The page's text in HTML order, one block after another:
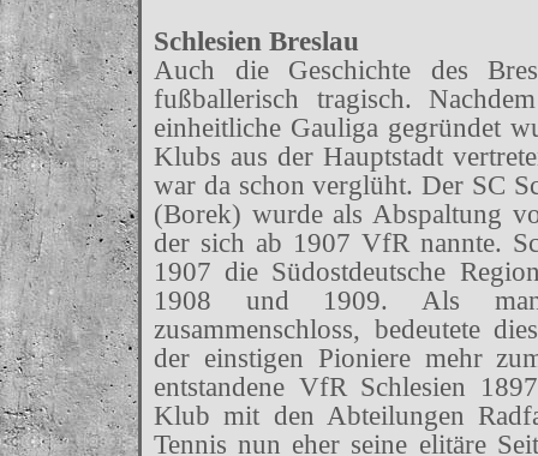
Schlesien Breslau
Auch die Geschichte des
fußballerisch tragisch.
einheitliche Gauliga gegründet
Klubs aus der Hauptstadt
war da schon verglüht. Der SC
(Borek) wurde als Abspaltung
der sich ab 1907 VfR nannte.
1907 die Südostdeutsche
1908 und 1909. Als
zusammenschloss, bedeutete
der einstigen Pioniere mehr
entstandene VfR Schlesien
Klub mit den Abteilungen
Tennis nun eher seine elitäre